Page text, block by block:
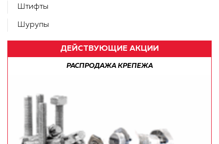
Штифты
Шурупы
ДЕЙСТВУЮЩИЕ АКЦИИ
РАСПРОДАЖА КРЕПЕЖА